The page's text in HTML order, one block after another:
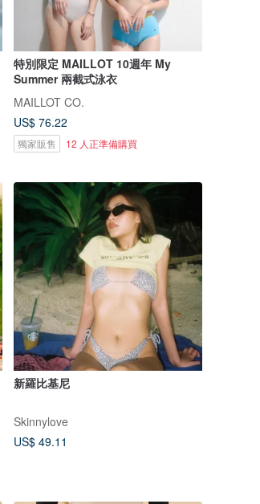
特別限定 MAILLOT 10週年 My
Summer 兩截式泳衣
MAILLOT CO.
US$ 76.22
獨家販售 12 人正準備購買
新羅比基尼
Skinnylove
US$ 49.11